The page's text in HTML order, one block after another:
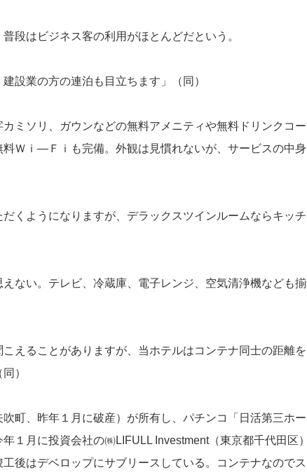
段はビジネス客の利用がほとんどだという。
設業の方の連泊も目立ちます」（同）
ミソリ、ガウンなどの無料アメニティや無料ドリンクコー
Ｗｉ―Ｆｉも完備。外観は見慣れないが、サービスの中身
くようになりますが、デラックスツインルームならキッチ
ない。テレビ、冷蔵庫、電子レンジ、空気清浄機なども揃
えることがありますが、当ホテルはコンテナ同士の距離を
）
町、昨年１月に破産）が所有し、パチンコ「日活第三ホー
１月に投資会社の㈱LIFULL Investment（東京都千代田区）
後はデベロップにサブリースしている。コンテナなのでス